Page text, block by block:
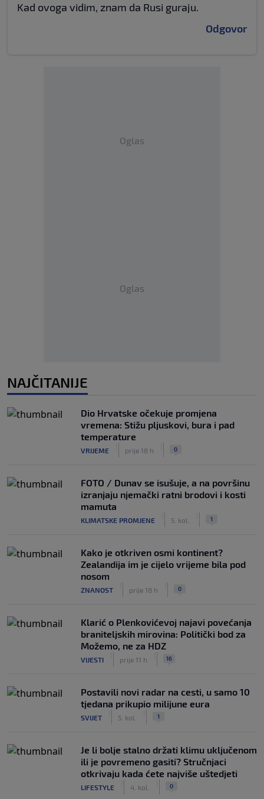
Kad ovoga vidim, znam da Rusi guraju.
Odgovor
Oglas
Oglas
NAJČITANIJE
Dio Hrvatske očekuje promjena
vremena: Stižu pljuskovi, bura i pad
temperature
VRIJEME prije 18 h 0
FOTO / Dunav se isušuje, a na površinu
izranjaju njemački ratni brodovi i kosti
mamuta
KLIMATSKE PROMJENE 5. kol. 1
Kako je otkriven osmi kontinent?
Zealandija im je cijelo vrijeme bila pod
nosom
ZNANOST prije 18 h 0
Klarić o Plenkovićevoj najavi povećanja
braniteljskih mirovina: Politički bod za
Možemo, ne za HDZ
VIJESTI prije 11 h 16
Postavili novi radar na cesti, u samo 10
tjedana prikupio milijune eura
SVIJET 5. kol. 1
Je li bolje stalno držati klimu uključenom
ili je povremeno gasiti? Stručnjaci
otkrivaju kada ćete najviše uštedjeti
LIFESTYLE 4. kol. 0